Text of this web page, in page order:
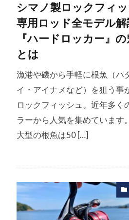
シマノ製ロックフィ
専用ロッド全モデル解
『ハードロッカー』の
とは
漁港や磯から手軽に根魚（ハ
イ・アイナメなど）を狙う事
ロックフィッシュ。近年多く
ラーから人気を集めています
大型の根魚は50 […]